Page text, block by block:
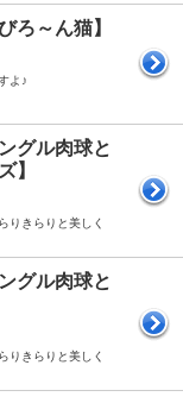
ろ～ん猫】
よ♪
グル肉球と
】
りきらりと美しく
グル肉球と
りきらりと美しく